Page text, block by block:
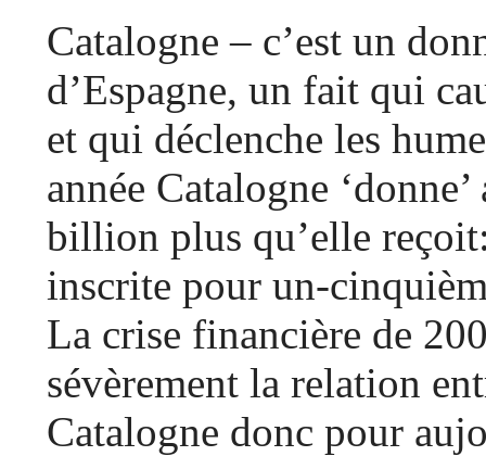
Catalogne – c’est un
d’Espagne, un fait qui
et qui déclenche les
année Catalogne
billion plus qu’elle
inscrite pour un-
La crise financière de
sévèrement la relation
Catalogne donc pour